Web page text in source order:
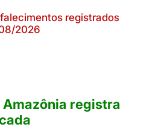
registrados
2026
registra